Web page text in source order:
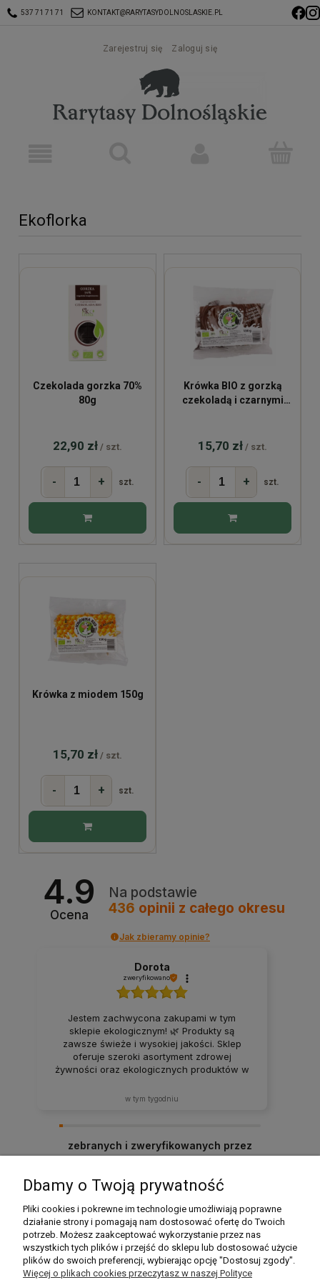
537 71 71 71 KONTAKT@RARYTASYDOLNOSLASKIE.PL
Zarejestruj się Zaloguj się
Ekoflorka
Czekolada gorzka 70%
80g
22,90 zł / szt.
- + szt.
Krówka BIO z gorzką
czekoladą i czarnymi
15,70 zł / szt.
- + szt.
Krówka z miodem 150g
15,70 zł / szt.
- + szt.
4.9
Ocena
Na podstawie
436 opinii z całego okresu
Jak zbieramy opinie?
Dorota
zweryfikowano
Jestem zachwycona zakupami w tym
sklepie ekologicznym! 🌿 Produkty są
zawsze świeże i wysokiej jakości. Sklep
oferuje szeroki asortyment zdrowej
żywności oraz ekologicznych produktów w
razem docierają w idealnym stanie. Zakupy
w tym tygodniu
zebranych i zweryfikowanych przez
Moje konto
Płatności i dostawa
Dbamy o Twoją prywatność
Pliki cookies i pokrewne im technologie umożliwiają poprawne
działanie strony i pomagają nam dostosować ofertę do Twoich
potrzeb. Możesz zaakceptować wykorzystanie przez nas
wszystkich tych plików i przejść do sklepu lub dostosować użycie
plików do swoich preferencji, wybierając opcję "Dostosuj zgody".
Więcej o plikach cookies przeczytasz w naszej Polityce